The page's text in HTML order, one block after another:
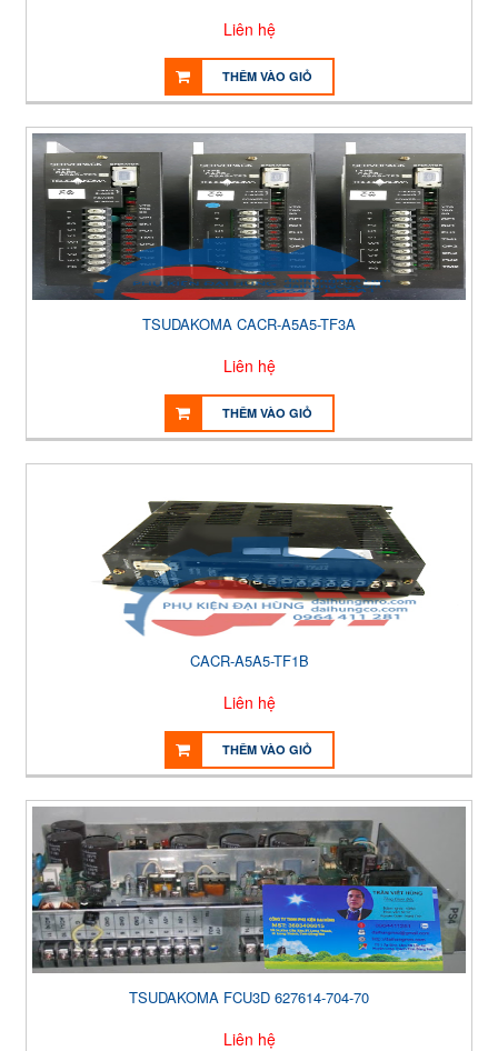
Liên hệ
THÊM VÀO GIỎ
TSUDAKOMA CACR-A5A5-TF3A
Liên hệ
THÊM VÀO GIỎ
CACR-A5A5-TF1B
Liên hệ
THÊM VÀO GIỎ
TSUDAKOMA FCU3D 627614-704-70
Liên hệ